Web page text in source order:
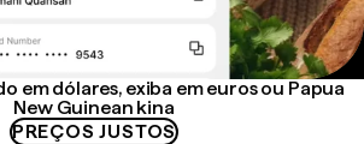
em dólares, exiba em euros ou Papua
New Guinean kina
PREÇOS JUSTOS